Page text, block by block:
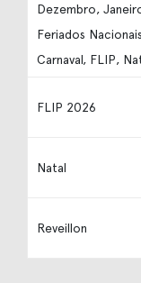
Dezembro,
Feriados
Carnaval, FLIP,
FLIP 2026
Natal
Reveillon